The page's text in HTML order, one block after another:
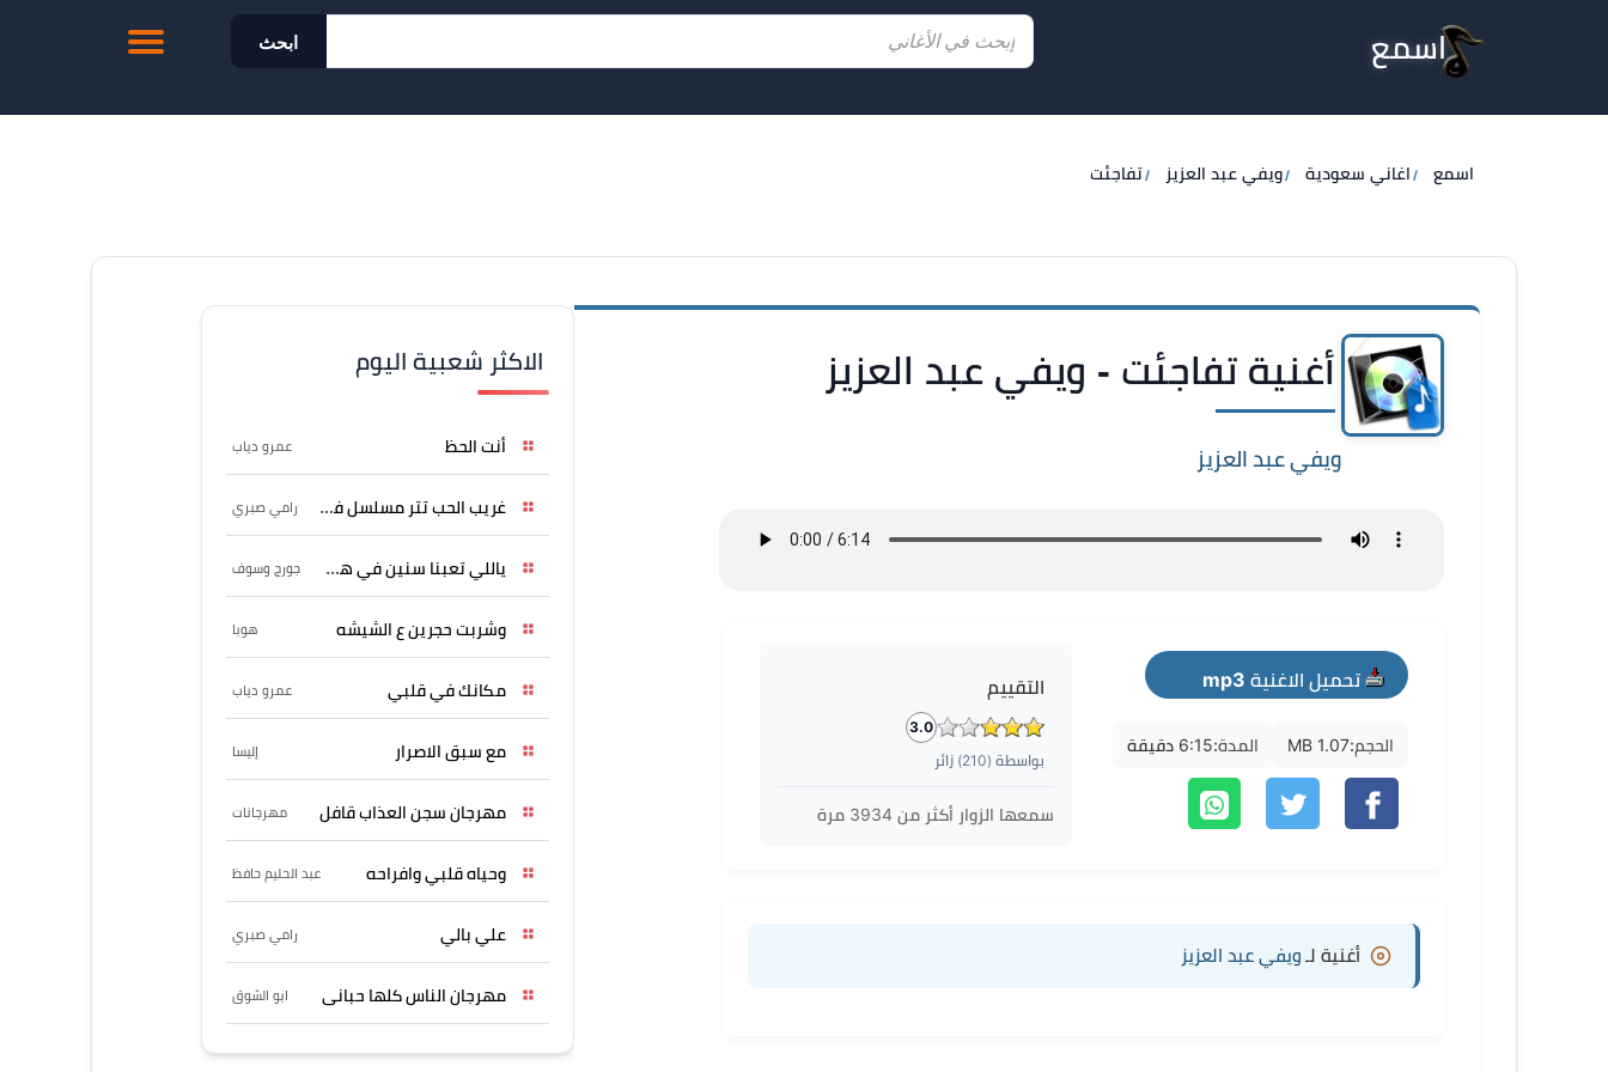
اسمع ابحث
اسمع اغاني سعودية ويفي عبد العزيز تفاجئت
أغنية تفاجئت - ويفي عبد العزيز
ويفي عبد العزيز
تحميل الاغنية mp3
الحجم:1.07 MB المدة:6:15 دقيقة
التقييم
3.0
بواسطة (210) زائر
سمعها الزوار أكثر من3934 مرة
أغنية لـ ويفي عبد العزيز
الاكثر شعبية اليوم
أنت الحظ عمرو دياب
غريب الحب تتر مسلسل فرصة رامي صبري
ياللي تعبنا سنين في هواه جورج وسوف
وشربت حجرين ع الشيشه هوبا
مكانك في قلبي عمرو دياب
مع سبق الاصرار إليسا
مهرجان سجن العذاب قافل مهرجانات
وحياه قلبي وافراحه عبد الحليم حافظ
علي بالي رامي صبري
مهرجان الناس كلها حبانى ابو الشوق